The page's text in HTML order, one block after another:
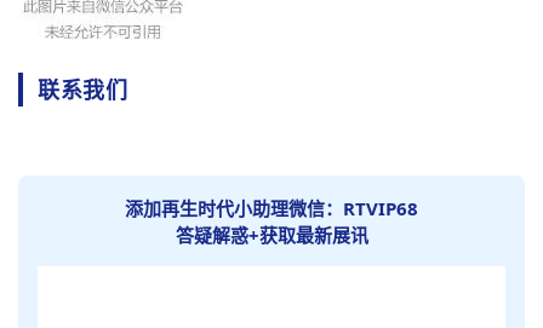
联系我们
添加再生时代小助理微信：RTVIP68
答疑解惑+获取最新展讯